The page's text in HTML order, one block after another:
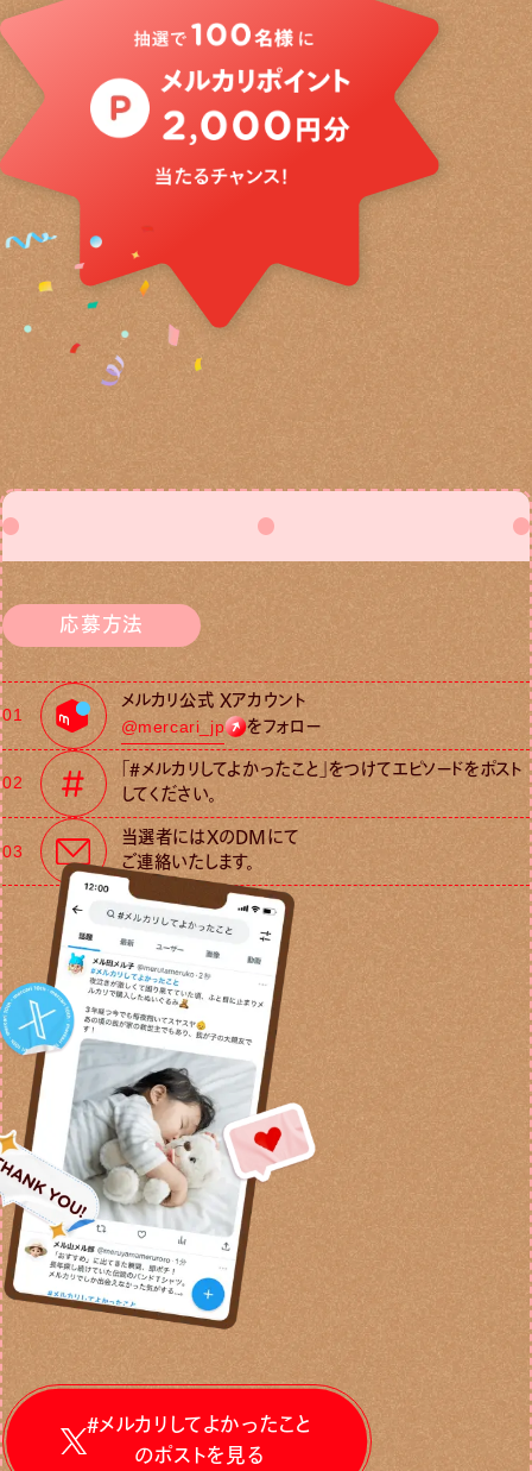
応募方法
01 メルカリ公式 Xアカウント
@mercari_jp をフォロー
02
「#メルカリしてよかったこと」をつけてエピソードをポスト
してください。
03
当選者にはXのDMにて
ご連絡いたします。
#メルカリしてよかったこと
のポストを見る